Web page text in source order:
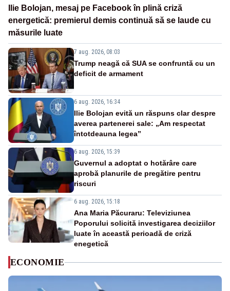
Ilie Bolojan, mesaj pe Facebook în plină criză
energetică: premierul demis continuă să se laude cu
măsurile luate
7 aug. 2026, 08:03
Trump neagă că SUA se confruntă cu un
deficit de armament
6 aug. 2026, 16:34
Ilie Bolojan evită un răspuns clar despre
averea partenerei sale: „Am respectat
întotdeauna legea”
6 aug. 2026, 15:39
Guvernul a adoptat o hotărâre care
aprobă planurile de pregătire pentru
riscuri
6 aug. 2026, 15:18
Ana Maria Păcuraru: Televiziunea
Poporului solicită investigarea deciziilor
luate în această perioadă de criză
enegetică
ECONOMIE